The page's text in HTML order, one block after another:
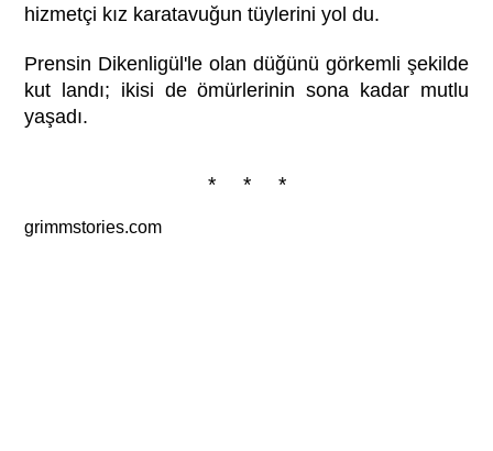
hizmetçi kız karatavuğun tüylerini yol du.
Prensin Dikenligül'le olan düğünü görkemli şekilde
kut landı; ikisi de ömürlerinin sona kadar mutlu
yaşadı.
* * *
grimmstories.com